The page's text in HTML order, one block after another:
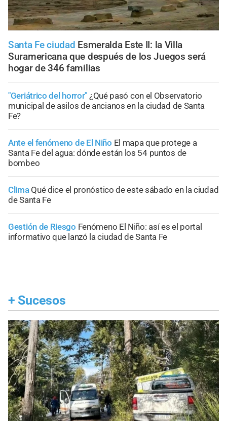
Santa Fe ciudad Esmeralda Este II: la Villa
Suramericana que después de los Juegos será
hogar de 346 familias
"Geriátrico del horror" ¿Qué pasó con el Observatorio
municipal de asilos de ancianos en la ciudad de Santa
Fe?
Ante el fenómeno de El Niño El mapa que protege a
Santa Fe del agua: dónde están los 54 puntos de
bombeo
Clima Qué dice el pronóstico de este sábado en la ciudad
de Santa Fe
Gestión de Riesgo Fenómeno El Niño: así es el portal
informativo que lanzó la ciudad de Santa Fe
+ Sucesos